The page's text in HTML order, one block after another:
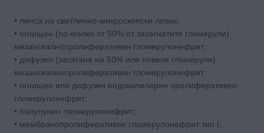
• липса на светлинно-микроскопски лезии;
• огнищен (по-малко от 50% от засегнатите гломерули)
мезангиалнопролиферативен гломерулонефрит;
• дифузен (засягане на 50% или повече гломерули)
мезангиалнопролиферативен гломерулонефрит;
• огнищен или дифузен ендокапилярен пролиферативен
гломерулонефрит;
• полулунен гломерулонефрит;
• мембранопролиферативен гломерулонефрит тип I;